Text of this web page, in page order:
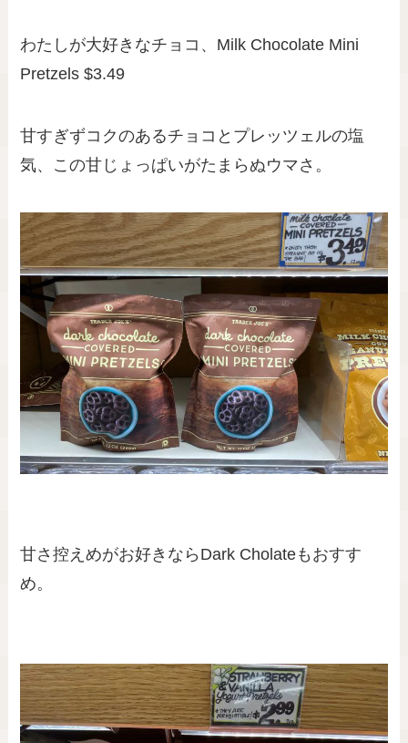
わたしが大好きなチョコ、Milk Chocolate Mini
Pretzels $3.49
甘すぎずコクのあるチョコとプレッツェルの塩
気、この甘じょっぱいがたまらぬウマさ。
甘さ控えめがお好きならDark Cholateもおすす
め。